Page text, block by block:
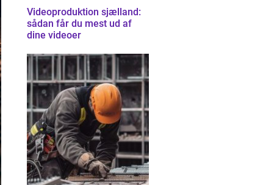
Videoproduktion sjælland:
sådan får du mest ud af
dine videoer